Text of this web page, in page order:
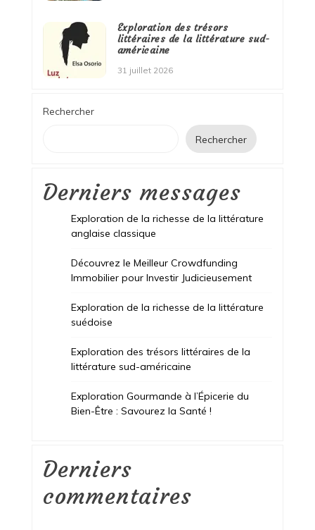
Exploration des trésors
littéraires de la littérature sud-
américaine
31 juillet 2026
Rechercher
Rechercher
Derniers messages
Exploration de la richesse de la littérature
anglaise classique
Découvrez le Meilleur Crowdfunding
Immobilier pour Investir Judicieusement
Exploration de la richesse de la littérature
suédoise
Exploration des trésors littéraires de la
littérature sud-américaine
Exploration Gourmande à l’Épicerie du
Bien-Être : Savourez la Santé !
Derniers
commentaires